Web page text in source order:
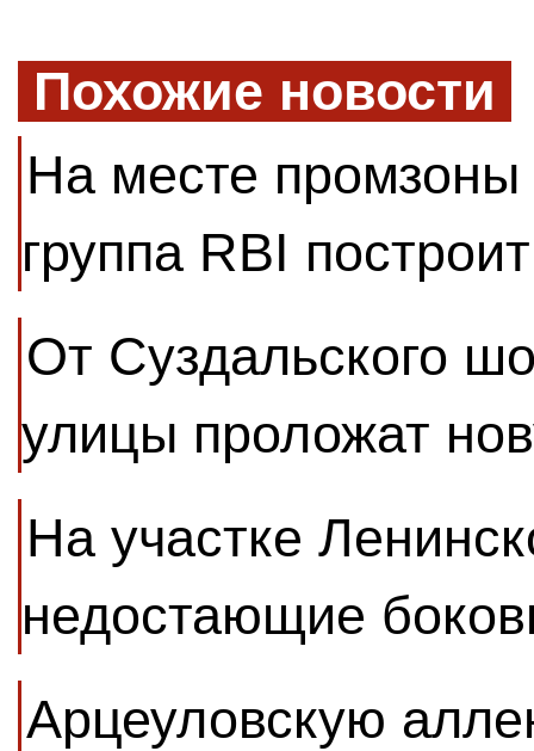
Похожие новости
На месте
группа RBI
От Суздальского
улицы проложат
На участке
недостающие
Арцеуловскую